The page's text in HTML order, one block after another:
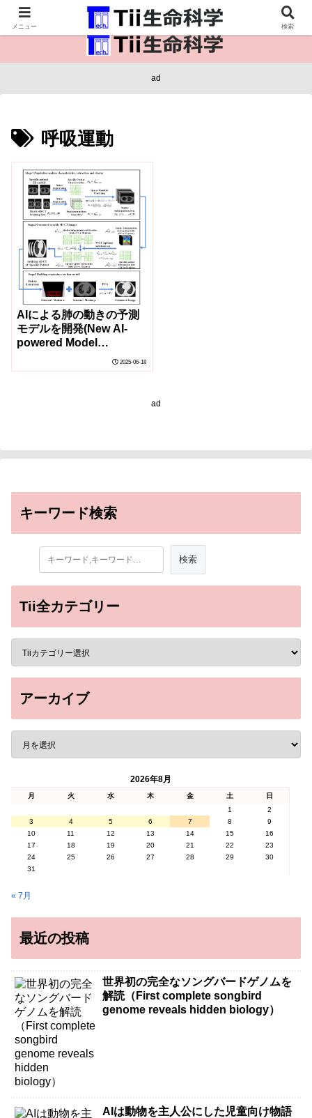
医療保健・生命・生物の情報インフラ。
ad
呼吸運動
AIによる肺の動きの予測
モデルを開発(New AI-
powered Model
Accurately Predicts
Lung Motion with
2025-06-18
ad
キーワード検索
Tii全カテゴリー
アーカイブ
2026年8月
月 火 水 木 金 土
日
1
2
3
4 5 6 7 8
9
10
11 12 13 14 15
16
17
18 19 20 21 22
23
24
25 26 27 28 29
30
31
« 7月
最近の投稿
世界初の完全なソングバードゲノムを
解読（First complete songbird
genome reveals hidden biology）
AIは動物を主人公にした児童向け物語
メニュー 検索